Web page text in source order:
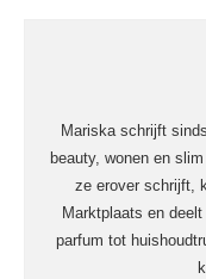
Mariska schrijft
beauty, wonen en
ze erover schrijft,
Marktplaats en
parfum tot